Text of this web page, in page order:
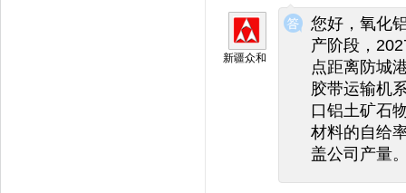
◆
◆
新疆众和
您好，氧化
产阶段，
点距离防城
胶带运输机
口铝土矿石
材料的自给
盖公司产量